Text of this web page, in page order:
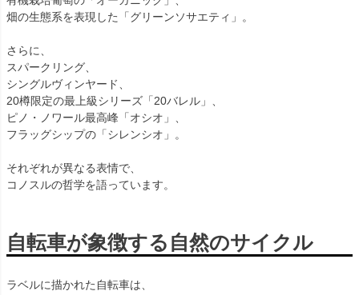
畑の生態系を表現した「グリーンソサエティ」。
さらに、
スパークリング、
シングルヴィンヤード、
20樽限定の最上級シリーズ「20バレル」、
ピノ・ノワール最高峰「オシオ」、
フラッグシップの「シレンシオ」。
それぞれが異なる表情で、
コノスルの哲学を語っています。
自転車が象徴する自然のサイクル
ラベルに描かれた自転車は、